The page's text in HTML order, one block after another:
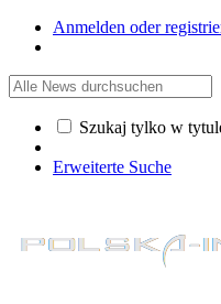
Anmelden oder
Szukaj tylko w
Erweiterte Suche